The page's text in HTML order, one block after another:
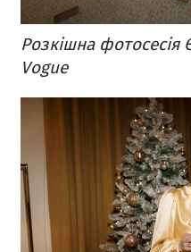
Розкішна
Vogue